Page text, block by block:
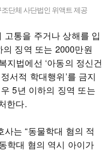
단체 사단법인 위액트 제공
통을 주거나 상해를 입
징역 또는 2000만원
지법에선 ‘아동의 정신건
서적 학대행위’를 금지
5년 이하의 징역 또는
한다.
는 “동물학대 혐의 적
학대 혐의 역시 아이가